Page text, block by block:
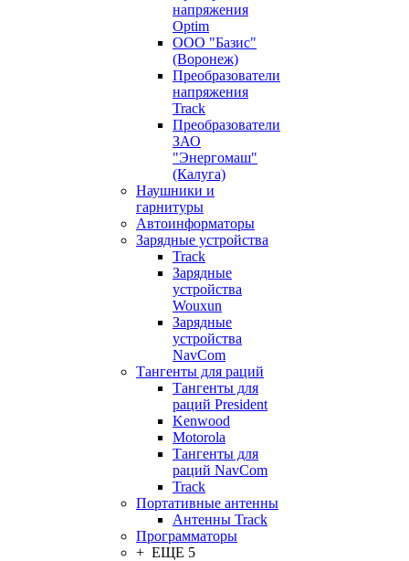
напряжения
Optim
ООО "Базис"
(Воронеж)
Преобразователи
напряжения
Track
Преобразователи
ЗАО
"Энергомаш"
(Калуга)
Наушники и
гарнитуры
Автоинформаторы
Зарядные устройства
Track
Зарядные
устройства
Wouxun
Зарядные
устройства
NavCom
Тангенты для раций
Тангенты для
раций President
Kenwood
Motorola
Тангенты для
раций NavCom
Track
Портативные антенны
Антенны Track
Программаторы
+ ЕЩЕ 5